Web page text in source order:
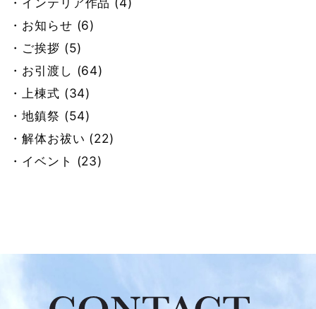
・積算 今井 (48)
・設計 大前 (2)
・設計 小板 (25)
・設計 仲田 (7)
・設計 古谷 (14)
・設計 梶田 (18)
・大工 楯 (20)
・総務 松村 (31)
・お知らせ (6)
・ご挨拶 (5)
・お引渡し (64)
・上棟式 (34)
・地鎮祭 (54)
・解体お祓い (22)
・イベント (23)